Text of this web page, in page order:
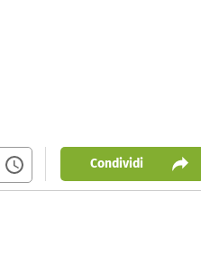
Condividi